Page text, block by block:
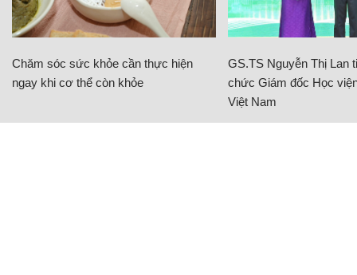
Chăm sóc sức khỏe cần thực hiện
ngay khi cơ thể còn khỏe
GS.TS Nguyễn Thị Lan
chức Giám đốc Học
Việt Nam